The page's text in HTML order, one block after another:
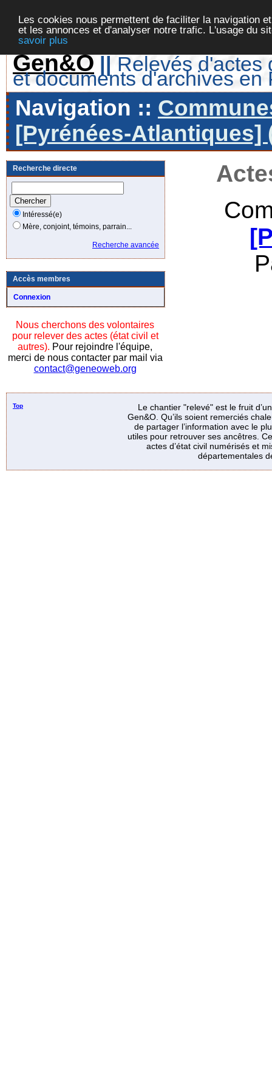
Les cookies nous permettent de faciliter la navigation
et les annonces et d'analyser notre trafic. L'usage du
savoir plus
Gen&O || Relevés d'actes
et documents d'archives en
Navigation ::
[Pyrénées-Atlantiques]
Recherche directe
Intéressé(e)
Mère, conjoint, témoins, parrain...
Recherche avancée
Accès membres
Connexion
Nous cherchons des volontaires
pour relever des actes (état civil et
autres). Pour rejoindre l'équipe,
merci de nous contacter par mail via
contact@geneoweb.org
Top
Le chantier "relevé" est le fruit
Gen&O. Qu’ils soient remerciés
de partager l’information avec le
utiles pour retrouver ses ancêtres.
actes d’état civil numérisés et
départementales